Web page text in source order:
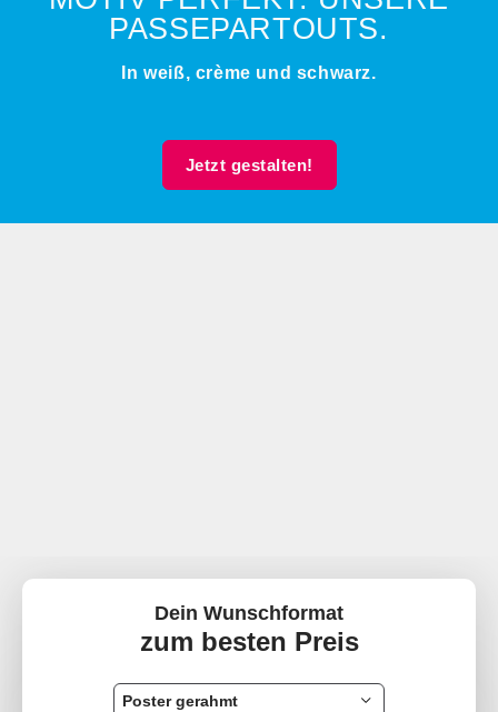
PASSEPARTOUTS.
In weiß, crème und schwarz.
Jetzt gestalten!
Dein Wunschformat
zum besten Preis
Poster gerahmt